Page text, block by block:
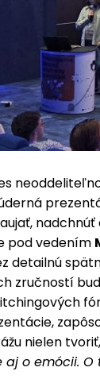
pod vedením
detailnú
zručností
nielen
aj o emócii.